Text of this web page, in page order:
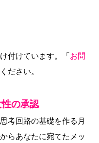
付けています。「 お問
ださい。
の承認
考回路の基礎を作る月
らあなたに宛てたメッ